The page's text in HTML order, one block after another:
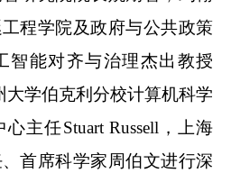
程学院及政府与公共政策
智能对齐与治理杰出教授
大学伯克利分校计算机科学
主任Stuart Russell，上海
首席科学家周伯文进行深